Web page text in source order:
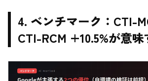
4. ベンチマーク：CTI-
CTI-RCM +10.5%が意味